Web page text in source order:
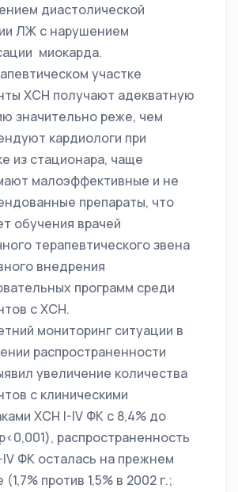
диастолической
ЛЖ с нарушением
миокарда.
участке
ХСН получают адекватную
значительно реже, чем
кардиологи при
из стационара, чаще
малоэффективные и не
препараты, что
обучения врачей
терапевтического звена
внедрения
программ среди
с ХСН.
мониторинг ситуации в
распространенности
увеличение количества
с клиническими
ХСН I-IV ФК с 8,4% до
распространенность
ФК осталась на прежнем
против 1,5% в 2002 г.;